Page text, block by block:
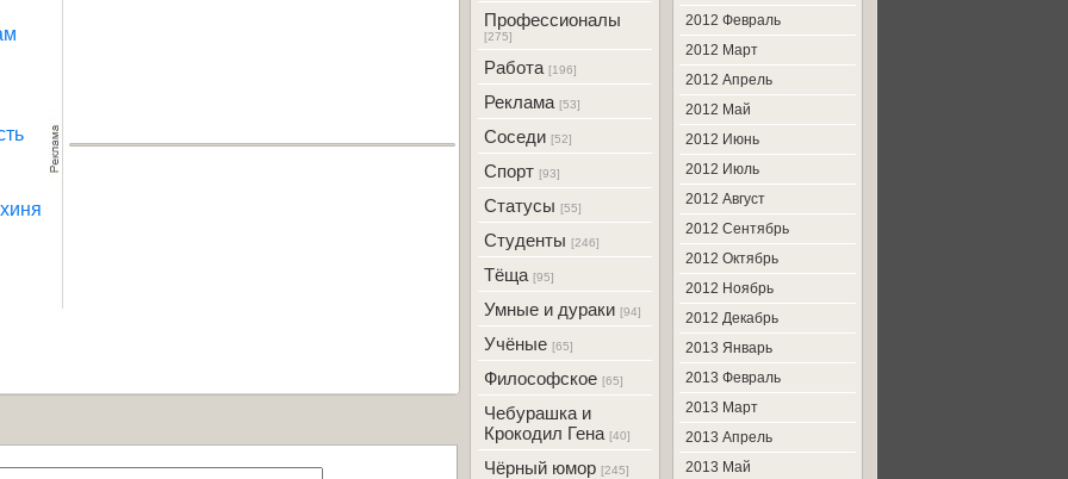
Профессионалы
[275]
Работа [196]
Реклама [53]
Соседи [52]
Спорт [93]
Статусы [55]
Студенты [246]
Тёща [95]
Умные и дураки [94]
Учёные [65]
Философское [65]
Чебурашка и
Крокодил Гена [40]
Чёрный юмор [245]
2012 Февраль
2012 Март
2012 Апрель
2012 Май
2012 Июнь
2012 Июль
2012 Август
2012 Сентябрь
2012 Октябрь
2012 Ноябрь
2012 Декабрь
2013 Январь
2013 Февраль
2013 Март
2013 Апрель
2013 Май